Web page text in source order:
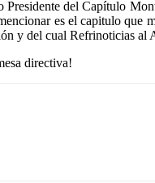
del Capítulo
es el capitulo que
y del cual Refrinoticias
directiva!